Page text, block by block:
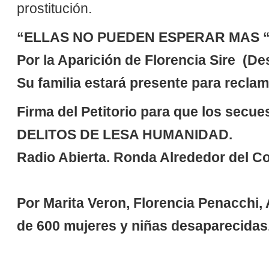
prostitución.
“ELLAS NO PUEDEN ESPERAR MAS
Por la Aparición de Florencia Sire
Su familia estará presente para
Firma del Petitorio para que los
DELITOS DE LESA HUMANIDAD.
Radio Abierta. Ronda Alrededor del
Por Marita Veron, Florencia
de 600 mujeres y niñas